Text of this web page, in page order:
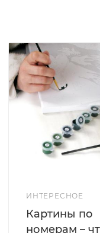
ИНТЕРЕСНОЕ
Картины по
номерам –